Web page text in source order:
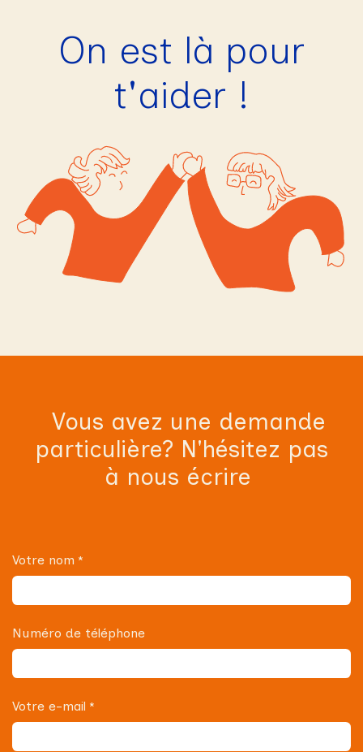
On est là pour
t'aider !
Vous avez une demande
particulière? N'hésitez pas
à nous écrire
Votre nom *
Numéro de téléphone
Votre e-mail *